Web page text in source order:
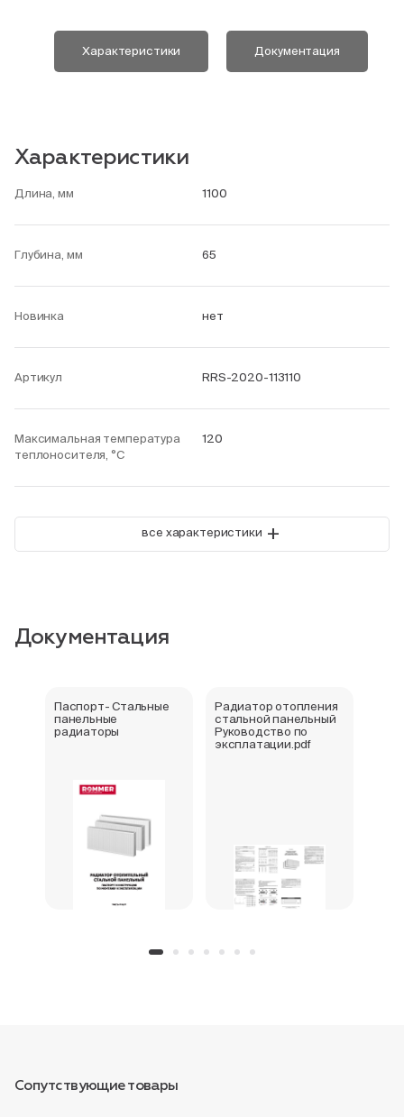
Характеристики Документация
Характеристики
Длина, мм 1100
Глубина, мм 65
Новинка нет
Артикул RRS-2020-113110
Максимальная температура
теплоносителя, °С
120
все характеристики +
Документация
Паспорт- Стальные
панельные
радиаторы
Радиатор отопления
стальной панельный
Руководство по
эксплатации.pdf
Сопутствующие товары